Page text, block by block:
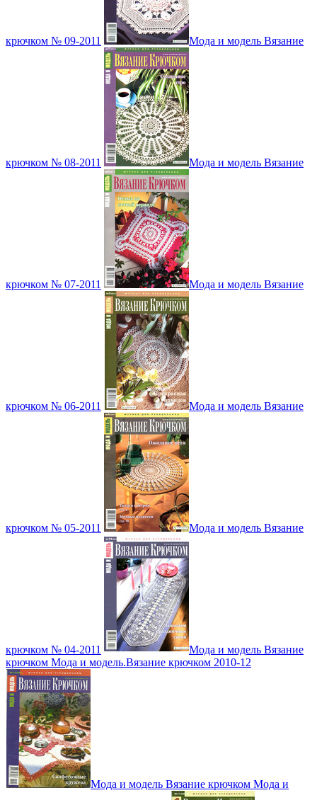
крючком № 09-2011 Мода и модель Вязание
крючком № 08-2011 Мода и модель Вязание
крючком № 07-2011 Мода и модель Вязание
крючком № 06-2011 Мода и модель Вязание
крючком № 05-2011 Мода и модель Вязание
крючком № 04-2011
Мода и модель Вязание
крючком Мода и модель.Вязание крючком 2010-12
Мода и модель Вязание крючком Мода и